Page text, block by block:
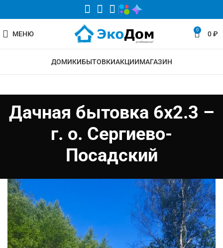
МЕНЮ 0 0₽
ДОМИКИБЫТОВКИАКЦИИМАГАЗИН
Дачная бытовка 6х2.3 –
г. о. Сергиево-
Посадский